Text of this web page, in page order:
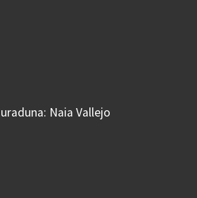
Naia Vallejo